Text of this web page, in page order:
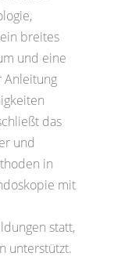
breites
und eine
Anleitung
das
und
in
mit
statt,
unterstützt.